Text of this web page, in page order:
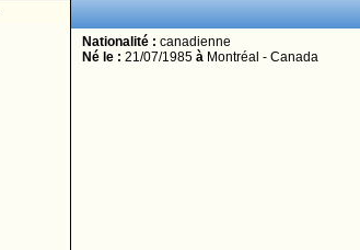
Nationalité : canadienne
Né le : 21/07/1985 à Montréal - Canada